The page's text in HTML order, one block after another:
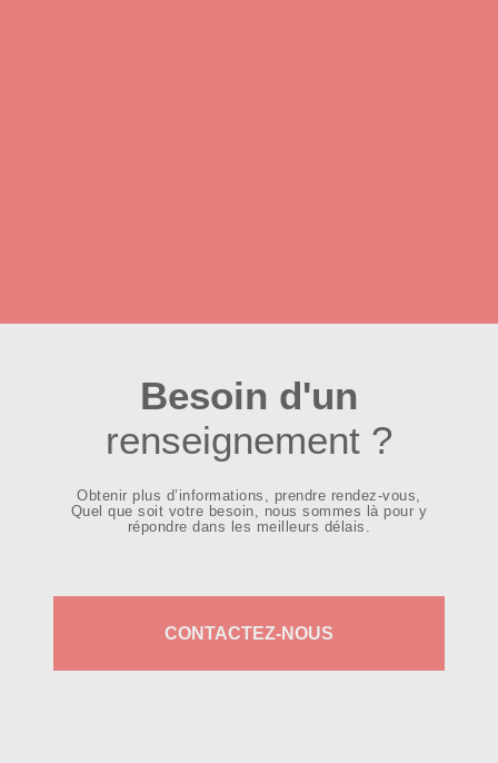
Besoin d'un
renseignement ?
Obtenir plus d’informations, prendre rendez-vous,
Quel que soit votre besoin, nous sommes là pour y
répondre dans les meilleurs délais.
CONTACTEZ-NOUS